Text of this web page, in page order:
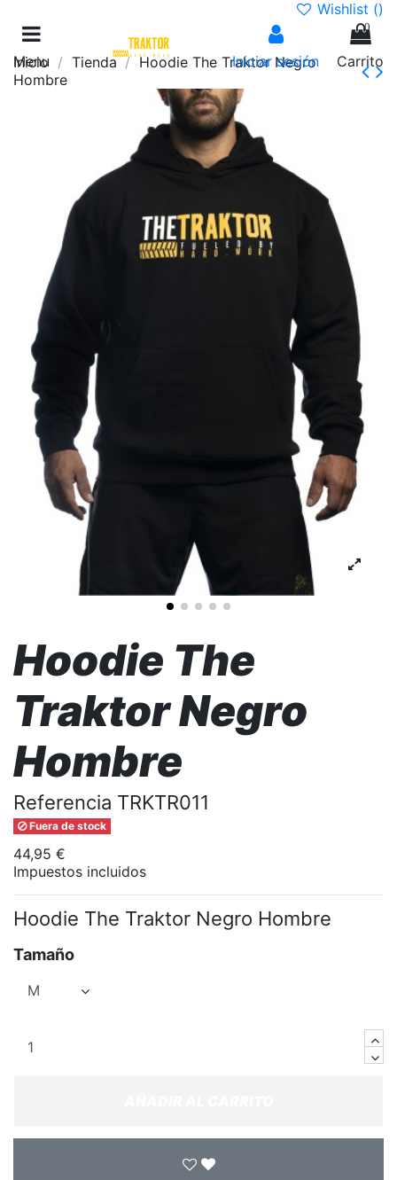
Wishlist ()
Menu Iniciar sesión
0
Carrito
Inicio Tienda
Hoodie The Traktor Negro
Hombre
Hoodie The
Traktor Negro
Hombre
Referencia TRKTR011
Fuera de stock
44,95 €
Impuestos incluidos
Hoodie The Traktor Negro Hombre
Tamaño